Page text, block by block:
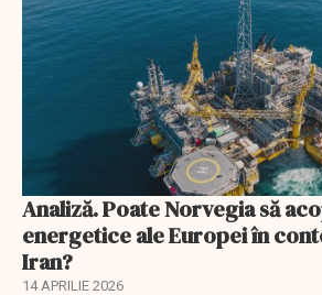
Analiză. Poate Norvegia să
energetice ale Europei în
Iran?
14 APRILIE 2026